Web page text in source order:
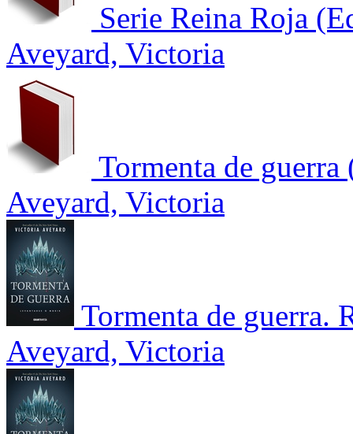
Serie Reina Roja
Aveyard, Victoria
Tormenta de
Aveyard, Victoria
Tormenta de guerra.
Aveyard, Victoria